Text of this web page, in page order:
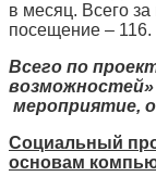
в месяц. Всего
посещение – 116.
Всего по
возможностей»
мероприятие,
Социальный
основам